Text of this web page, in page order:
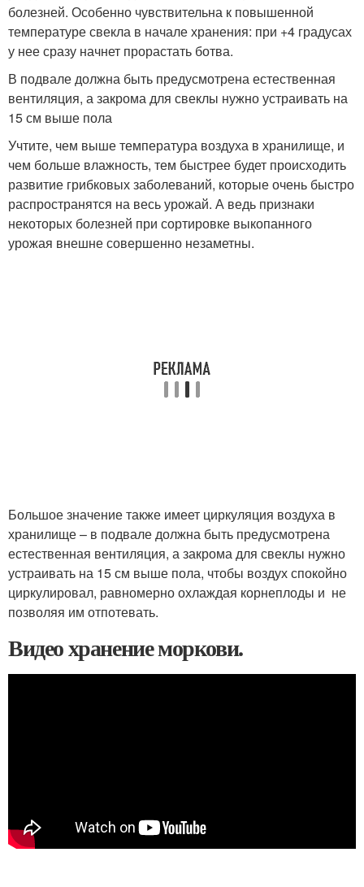
болезней. Особенно чувствительна к повышенной
температуре свекла в начале хранения: при +4 градусах
у нее сразу начнет прорастать ботва.
В подвале должна быть предусмотрена естественная
вентиляция, а закрома для свеклы нужно устраивать на
15 см выше пола
Учтите, чем выше температура воздуха в хранилище, и
чем больше влажность, тем быстрее будет происходить
развитие грибковых заболеваний, которые очень быстро
распространятся на весь урожай. А ведь признаки
некоторых болезней при сортировке выкопанного
урожая внешне совершенно незаметны.
Большое значение также имеет циркуляция воздуха в
хранилище – в подвале должна быть предусмотрена
естественная вентиляция, а закрома для свеклы нужно
устраивать на 15 см выше пола, чтобы воздух спокойно
циркулировал, равномерно охлаждая корнеплоды и не
позволяя им отпотевать.
Видео хранение моркови.